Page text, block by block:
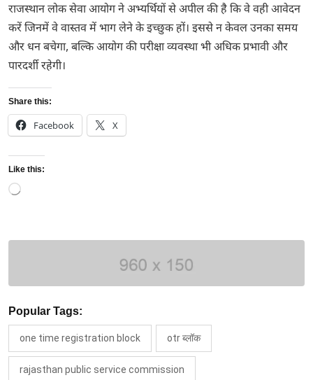
राजस्थान लोक सेवा आयोग ने अभ्यर्थियों से अपील की है कि वे वही आवेदन
करें जिनमें वे वास्तव में भाग लेने के इच्छुक हों। इससे न केवल उनका समय
और धन बचेगा, बल्कि आयोग की परीक्षा व्यवस्था भी अधिक प्रभावी और
पारदर्शी रहेगी।
Share this:
Facebook X
Like this:
Loading…
Popular Tags:
one time registration block otr ब्लॉक
rajasthan public service commission